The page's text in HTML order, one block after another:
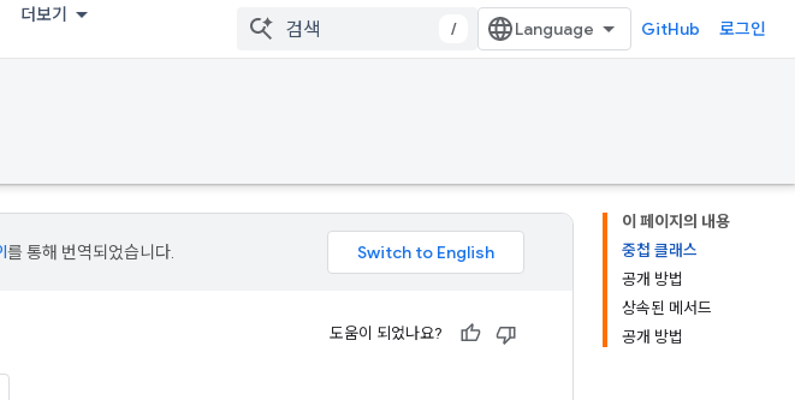
더보기
/ GitHub 로그인
이 페이지의 내용
중첩 클래스
공개 방법
상속된 메서드
공개 방법
를 통해 번역되었습니다.
도움이 되었나요?